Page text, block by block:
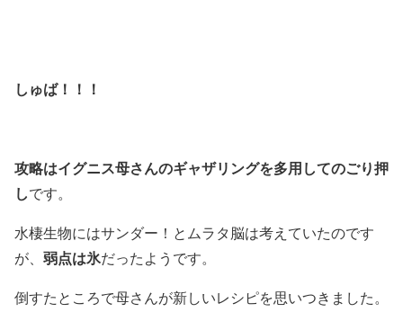
しゅば！！！
攻略はイグニス母さんのギャザリングを多用してのごり押
しです。
水棲生物にはサンダー！とムラタ脳は考えていたのです
が、 弱点は氷だったようです。
倒すたところで母さんが新しいレシピを思いつきました。